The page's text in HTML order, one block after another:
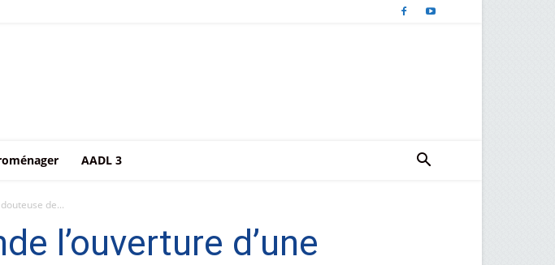
AADL 3
de...
l’ouverture d’une